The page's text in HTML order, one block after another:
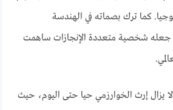
كما ترك بصماته في الهندسة
جعله شخصية متعددة الإنجازات ساهمت
يزال إرث الخوارزمي حيا حتى اليوم، حيث